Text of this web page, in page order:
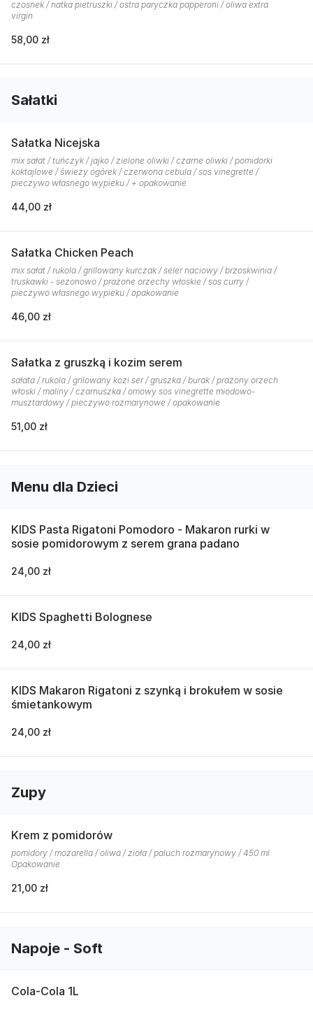
czosnek / natka pietruszki / ostra paryczka papperoni / oliwa extra
virgin
58,00 zł
Sałatki
Sałatka Nicejska
mix sałat / tuńczyk / jajko / zielone oliwki / czarne oliwki / pomidorki
koktajlowe / świeży ogórek / czerwona cebula / sos vinegrette /
pieczywo własnego wypieku / + opakowanie
44,00 zł
Sałatka Chicken Peach
mix sałat / rukola / grillowany kurczak / seler naciowy / brzoskwinia /
truskawki - sezonowo / prażone orzechy włoskie / sos curry /
pieczywo własnego wypieku / opakowanie
46,00 zł
Sałatka z gruszką i kozim serem
sałata / rukola / grilowany kozi ser / gruszka / burak / prażony orzech
włoski / maliny / czarnuszka / omowy sos vinegrette miodowo-
musztardowy / pieczywo rozmarynowe / opakowanie
51,00 zł
Menu dla Dzieci
KIDS Pasta Rigatoni Pomodoro - Makaron rurki w
sosie pomidorowym z serem grana padano
24,00 zł
KIDS Spaghetti Bolognese
24,00 zł
KIDS Makaron Rigatoni z szynką i brokułem w sosie
śmietankowym
24,00 zł
Zupy
Krem z pomidorów
pomidory / mozarella / oliwa / zioła / paluch rozmarynowy / 450 ml
Opakowanie
21,00 zł
Napoje - Soft
Cola-Cola 1L